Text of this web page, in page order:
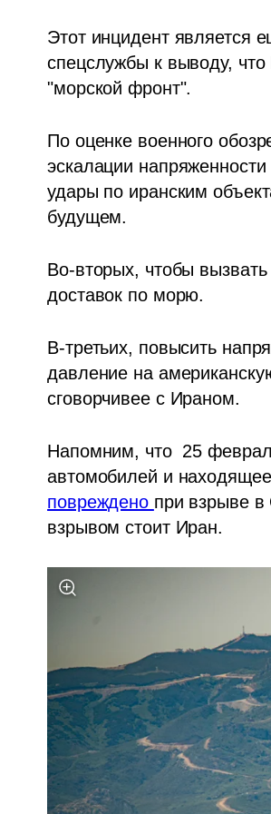
Этот инцидент является
спецслужбы к выводу,
"морской фронт".
По оценке военного
эскалации
удары по иранским
будущем.
Во-вторых, чтобы
доставок по морю.
В-третьих, повысить
давление на
сговорчивее с Ираном.
Напомним, что  25
повреждено при взрыве в
взрывом стоит Иран.